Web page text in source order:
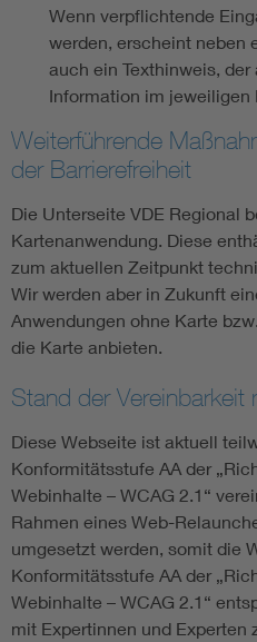
Wenn verpflichtende
werden, erscheint neben
auch ein Texthinweis,
Information im jeweiligen
Weiterführende
der Barrierefreiheit
Die Unterseite VDE Regional
Kartenanwendung. Diese
zum aktuellen Zeitpunkt
Wir werden aber in Zukunft
Anwendungen ohne Karte
die Karte anbieten.
Stand der Vereinbarkeit
Diese Webseite ist aktuell
Konformitätsstufe AA der
Webinhalte – WCAG 2.1“
Rahmen eines Web-
umgesetzt werden, somit die
Konformitätsstufe AA der
Webinhalte – WCAG 2.1“
mit Expertinnen und Experten